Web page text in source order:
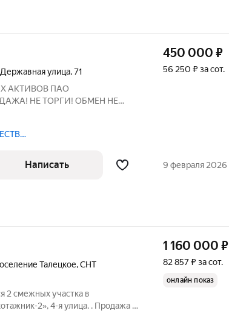
Державная улица,71
АКТИВОВ ПАО
НЕ ТОРГИ! ОБМЕН НЕ
71 Кадастровый номер ЗУ:
земли населенных
450 000 ₽
56 250 ₽ за сот.
Написать 9 февраля 2026
Талецкое,СНТ
2», 4-я улица. . Продажа в
1 160 000 ₽
82 857 ₽ за сот.
онлайн показ